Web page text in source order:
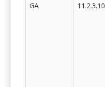
GA
11.2.3.10